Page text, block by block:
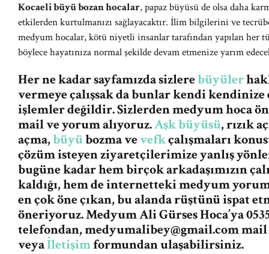
Kocaeli büyü bozan hocalar, papaz büyüsü de olsa daha
etkilerden kurtulmanızı sağlayacaktır. İlim bilgilerini ve
medyum hocalar, kötü niyetli insanlar tarafından yapılan her
böylece hayatınıza normal şekilde devam etmenize yarım
Her ne kadar sayfamızda sizlerebüyüler
vermeye çalışsak da bunlar kendi
işlemler değildir. Sizlerden medyum hoca
mail ve yorum alıyoruz.Aşk büyüsü, rızık
açma,büyübozma vevefkçalışmaları
çözüm isteyen ziyaretçilerimize yanlış
bugüne kadar hem birçok arkadaşımızın
kaldığı, hem de internetteki medyum
en çok öne çıkan, bu alanda rüştünü ispat
öneriyoruz. Medyum Ali Gürses Hoca’ya
telefondan,medyumalibey@gmail.commail
veyaİletişimformundan ulaşabilirsiniz.